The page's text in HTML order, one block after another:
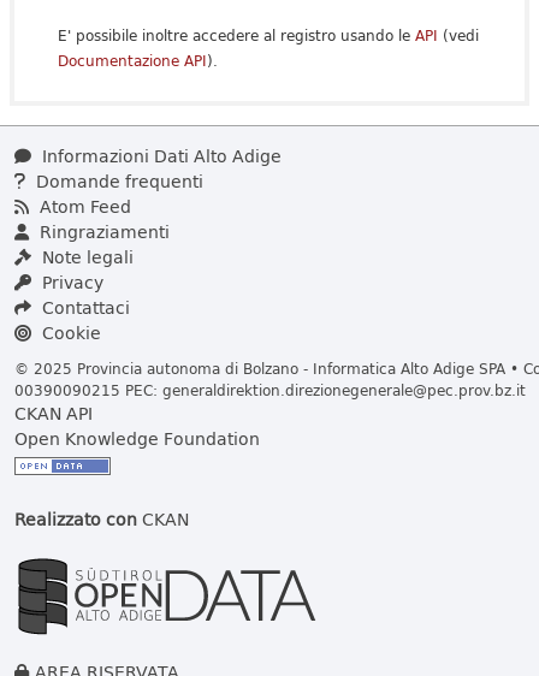
E' possibile inoltre accedere al registro usando le API (vedi
Documentazione API).
Informazioni Dati Alto Adige
Domande frequenti
Atom Feed
Ringraziamenti
Note legali
Privacy
Contattaci
Cookie
© 2025 Provincia autonoma di Bolzano - Informatica Alto Adige SPA •
00390090215 PEC: generaldirektion.direzionegenerale@pec.prov.bz.it
CKAN API
Open Knowledge Foundation
Realizzato conCKAN